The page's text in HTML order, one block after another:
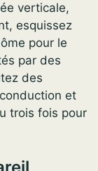
verticale,
esquissez
pour le
par des
des
et
trois fois pour